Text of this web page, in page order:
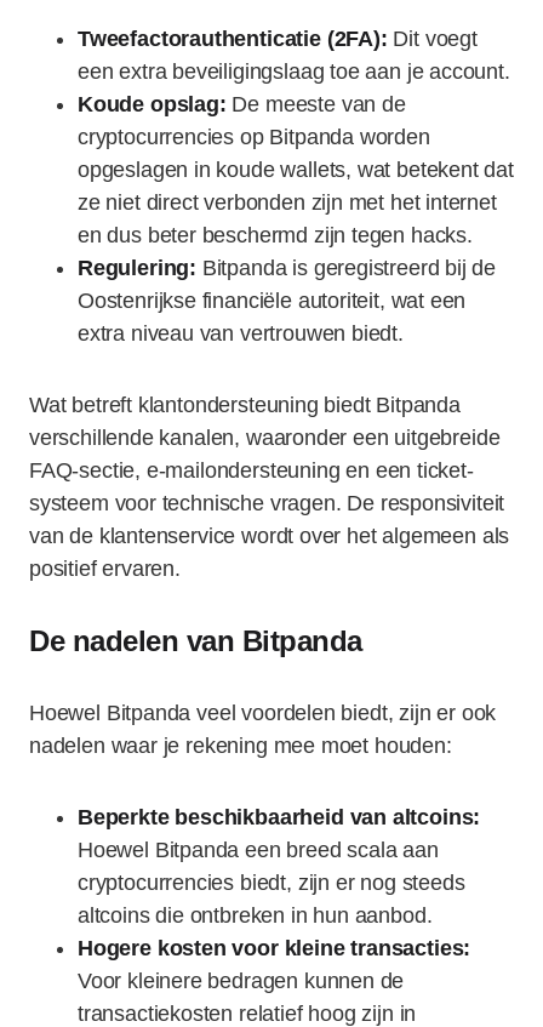
Tweefactorauthenticatie (2FA): Dit voegt
een extra beveiligingslaag toe aan je account.
Koude opslag: De meeste van de
cryptocurrencies op Bitpanda worden
opgeslagen in koude wallets, wat betekent dat
ze niet direct verbonden zijn met het internet
en dus beter beschermd zijn tegen hacks.
Regulering: Bitpanda is geregistreerd bij de
Oostenrijkse financiële autoriteit, wat een
extra niveau van vertrouwen biedt.
Wat betreft klantondersteuning biedt Bitpanda
verschillende kanalen, waaronder een uitgebreide
FAQ-sectie, e-mailondersteuning en een ticket-
systeem voor technische vragen. De responsiviteit
van de klantenservice wordt over het algemeen als
positief ervaren.
De nadelen van Bitpanda
Hoewel Bitpanda veel voordelen biedt, zijn er ook
nadelen waar je rekening mee moet houden:
Beperkte beschikbaarheid van altcoins:
Hoewel Bitpanda een breed scala aan
cryptocurrencies biedt, zijn er nog steeds
altcoins die ontbreken in hun aanbod.
Hogere kosten voor kleine transacties:
Voor kleinere bedragen kunnen de
transactiekosten relatief hoog zijn in